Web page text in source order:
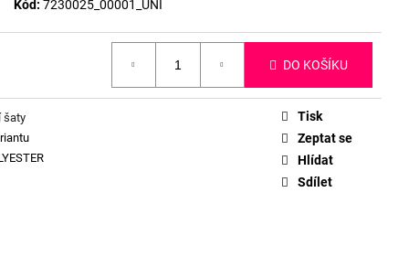
Kód: 7230025_00001_UNI
DO KOŠÍKU
šaty
Tisk
Zeptat se
Hlídat
Sdílet